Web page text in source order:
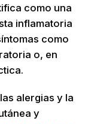
como una
inflamatoria
como
o, en
alergias y la
y